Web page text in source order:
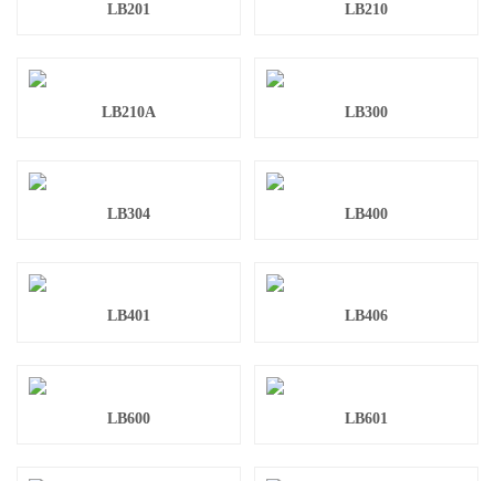
LB201 LB210
LB210A LB300
LB304 LB400
LB401 LB406
LB600 LB601